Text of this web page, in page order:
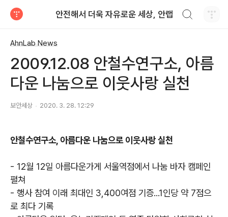
안전해서 더욱 자유로운 세상, 안랩
AhnLab News
2009.12.08 안철수연구소, 아름
다운 나눔으로 이웃사랑 실천
보안세상 2020. 3. 28. 12:29
안철수연구소, 아름다운 나눔으로 이웃사랑 실천
- 12월 12일 아름다운가게 서울역점에서 나눔 바자 캠페인
펼쳐
- 행사 참여 이래 최대인 3,400여점 기증...1인당 약 7점으
로 최다 기록